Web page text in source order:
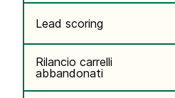
Lead scoring
Rilancio carrelli
abbandonati